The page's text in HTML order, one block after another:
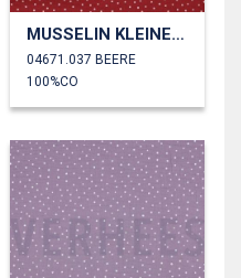
MUSSELIN KLEINE PUNKTE
04671.037 BEERE
100%CO